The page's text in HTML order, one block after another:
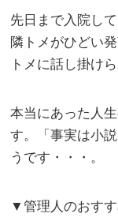
先日まで入院し
隣トメがひどい
トメに話し掛け
本当にあった人
す。「事実は小
うです・・・。
▼管理人のおす